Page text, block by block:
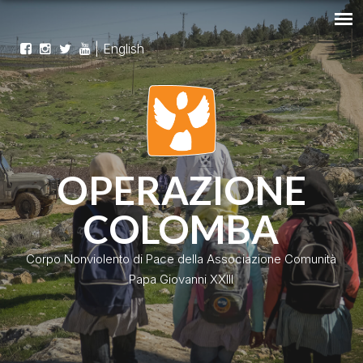
|English
OPERAZIONE
COLOMBA
Corpo Nonviolento di Pace della Associazione Comunità
Papa Giovanni XXIII